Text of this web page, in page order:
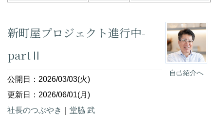
自己紹介へ
新町屋プロジェクト進行中-
partⅡ
公開日：2026/03/03(火)
更新日：2026/06/01(月)
社長のつぶやき
堂脇 武